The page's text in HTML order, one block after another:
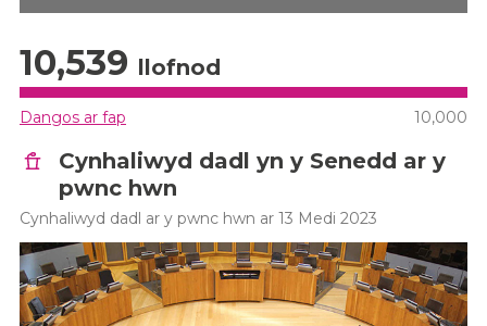
10,539 llofnod
Dangos ar fap 10,000
Cynhaliwyd dadl yn y Senedd ar y
pwnc hwn
Cynhaliwyd dadl ar y pwnc hwn ar 13 Medi 2023